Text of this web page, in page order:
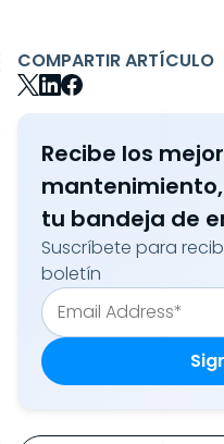
COMPARTIR ARTÍCULO
Recibe los
tu bandeja de
Suscríbete para
boletín